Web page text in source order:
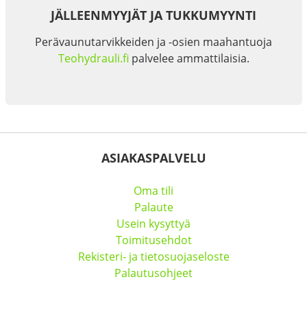
JÄLLEENMYYJÄT JA TUKKUMYYNTI
Perävaunutarvikkeiden ja -osien maahantuoja
Teohydrauli.fi palvelee ammattilaisia.
ASIAKASPALVELU
Oma tili
Palaute
Usein kysyttyä
Toimitusehdot
Rekisteri- ja tietosuojaseloste
Palautusohjeet